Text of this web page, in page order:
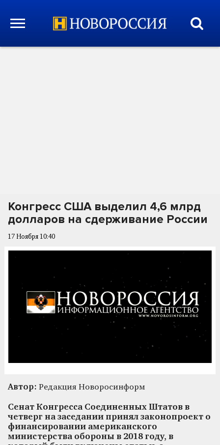
Конгресс США выделил 4,6 млрд
долларов на сдерживание России
17 Ноября 10:40
Автор: Редакция Новоросинформ
Сенат Конгресса Соединенных Штатов в
четверг на заседании принял законопроект о
финансировании американского
министерства обороны в 2018 году, в